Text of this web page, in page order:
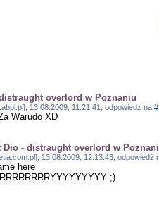
overlord w Poznaniu
13.08.2009, 11:21:41, odpowiedź na
Warudo XD
Dio - distraught overlord w
13.08.2009, 12:13:43, odpowiedź
here
;)